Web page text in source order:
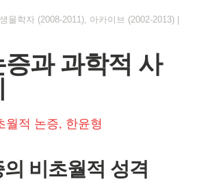
물학자 (2008-2011), 아카이브 (2002-2013)
과 과학적 사
월적 논증, 한윤형
비초월적 성격